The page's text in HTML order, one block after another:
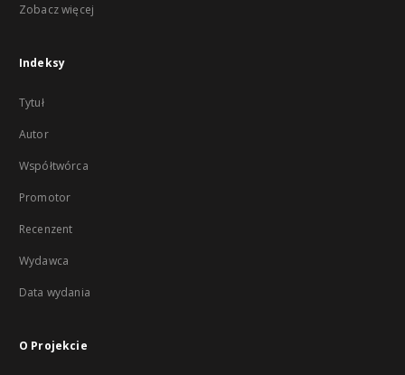
Zobacz więcej
Indeksy
Tytuł
Autor
Współtwórca
Promotor
Recenzent
Wydawca
Data wydania
O Projekcie